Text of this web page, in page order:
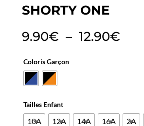
SHORTY ONE
9.90€ – 12.90€
Coloris Garçon
Tailles Enfant
10A 12A 14A 16A 2A